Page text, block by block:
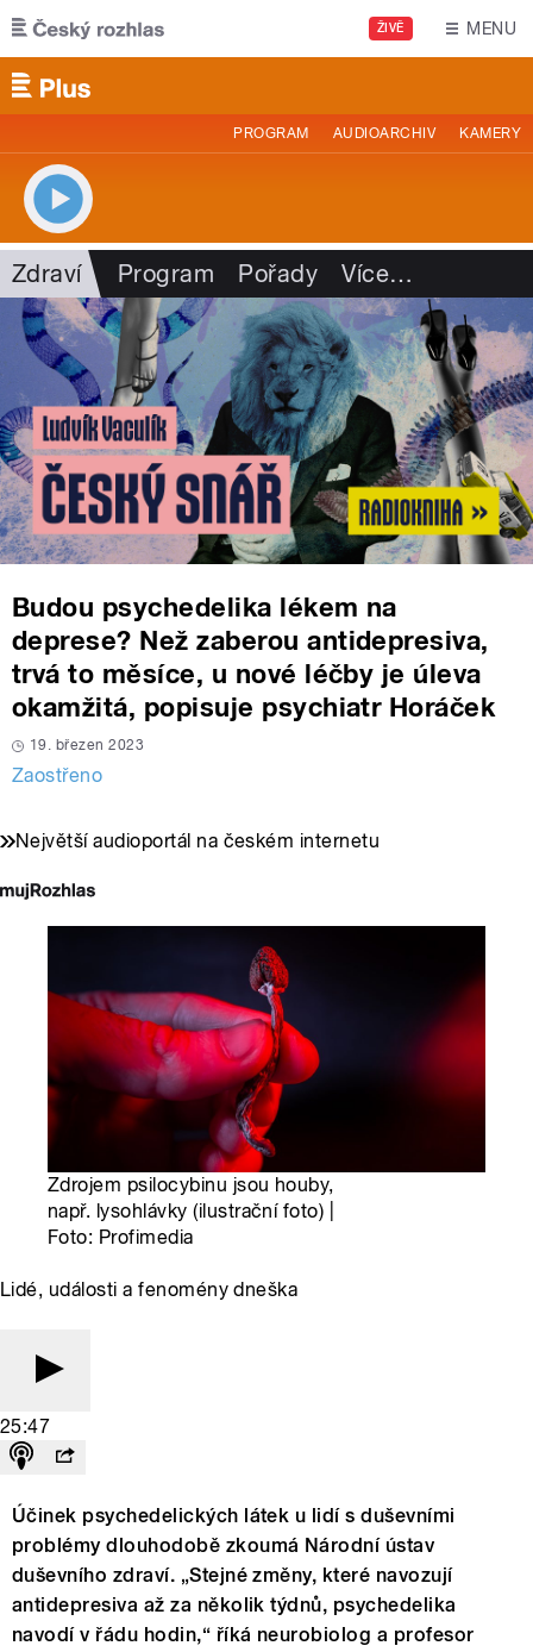
Přejít k hlavnímu obsahu
ŽIVĚ MENU
PROGRAM AUDIOARCHIV KAMERY
Zdraví Program Pořady Více…
Budou psychedelika lékem na
deprese? Než zaberou antidepresiva,
trvá to měsíce, u nové léčby je úleva
okamžitá, popisuje psychiatr Horáček
19. březen 2023
Zaostřeno
Největší audioportál na českém internetu
Zdrojem psilocybinu jsou houby,
např. lysohlávky (ilustrační foto) |
Foto: Profimedia
Lidé, události a fenomény dneška
25:47
Účinek psychedelických látek u lidí s duševními
problémy dlouhodobě zkoumá Národní ústav
duševního zdraví. „Stejné změny, které navozují
antidepresiva až za několik týdnů, psychedelika
navodí v řádu hodin,“ říká neurobiolog a profesor